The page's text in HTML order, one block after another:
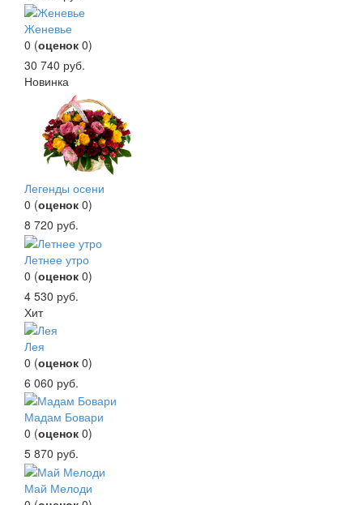
Женевье
0 (оценок 0)
30 740 руб.
Новинка
Легенды осени
0 (оценок 0)
8 720 руб.
Летнее утро
0 (оценок 0)
4 530 руб.
Хит
Лея
0 (оценок 0)
6 060 руб.
Мадам Бовари
0 (оценок 0)
5 870 руб.
Май Мелоди